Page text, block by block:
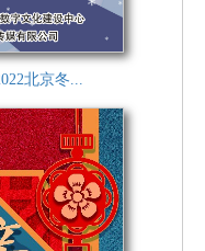
北京冬...